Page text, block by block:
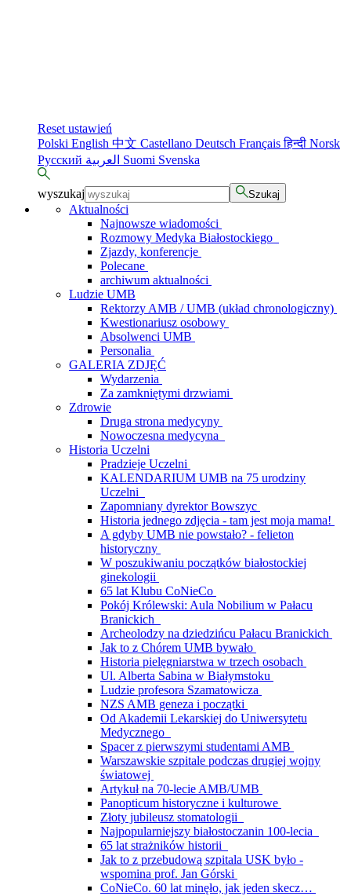
Reset ustawień
Polski English 中文 Castellano Deutsch Françaisहिन्दी Norsk
Русский
Suomi Svenska
wyszukaj Szukaj
Aktualności
Najnowsze wiadomości
Rozmowy Medyka Białostockiego
Zjazdy, konferencje
Polecane
archiwum aktualności
Ludzie UMB
Rektorzy AMB / UMB (układ chronologiczny)
Kwestionariusz osobowy
Absolwenci UMB
Personalia
GALERIA ZDJĘĆ
Wydarzenia
Za zamkniętymi drzwiami
Zdrowie
Druga strona medycyny
Nowoczesna medycyna
Historia Uczelni
Pradzieje Uczelni
KALENDARIUM UMB na 75 urodziny
Uczelni
Zapomniany dyrektor Bowszyc
Historia jednego zdjęcia - tam jest moja mama!
A gdyby UMB nie powstało? - felieton
historyczny
W poszukiwaniu początków białostockiej
ginekologii
65 lat Klubu CoNieCo
Pokój Królewski: Aula Nobilium w Pałacu
Branickich
Archeolodzy na dziedzińcu Pałacu Branickich
Jak to z Chórem UMB bywało
Historia pielęgniarstwa w trzech osobach
Ul. Alberta Sabina w Białymstoku
Ludzie profesora Szamatowicza
NZS AMB geneza i początki
Od Akademii Lekarskiej do Uniwersytetu
Medycznego
Spacer z pierwszymi studentami AMB
Warszawskie szpitale podczas drugiej wojny
światowej
Artykuł na 70-lecie AMB/UMB
Panopticum historyczne i kulturowe
Złoty jubileusz stomatologii
Najpopularniejszy białostoczanin 100-lecia
65 lat strażników historii
Jak to z przebudową szpitala USK było -
wspomina prof. Jan Górski
CoNieCo. 60 lat minęło, jak jeden skecz…